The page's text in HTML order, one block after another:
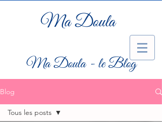
Ma Doula
Ma Doula - le Blog
Blog
Tous les posts